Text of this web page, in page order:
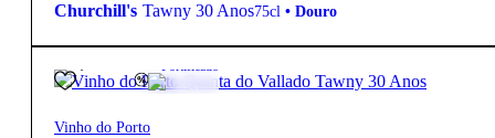
Churchill's Tawny 30 Anos75cl • Douro
63,85€ Fortificado
Vinho do Porto